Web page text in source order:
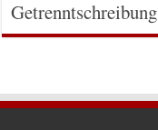
Getrenntschreibung